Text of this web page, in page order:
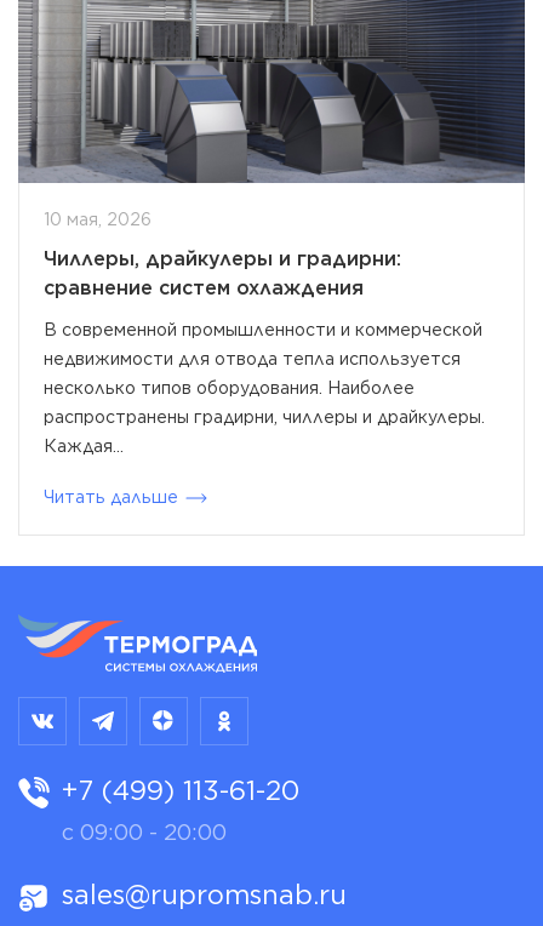
10 мая, 2026
Чиллеры, драйкулеры и градирни:
сравнение систем охлаждения
В современной промышленности и коммерческой
недвижимости для отвода тепла используется
несколько типов оборудования. Наиболее
распространены градирни, чиллеры и драйкулеры.
Каждая...
Читать дальше
+7 (499) 113-61-20
с 09:00 - 20:00
sales@rupromsnab.ru